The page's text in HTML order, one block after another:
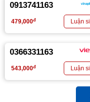
0913741163
479,000đ
0366331163
543,000đ